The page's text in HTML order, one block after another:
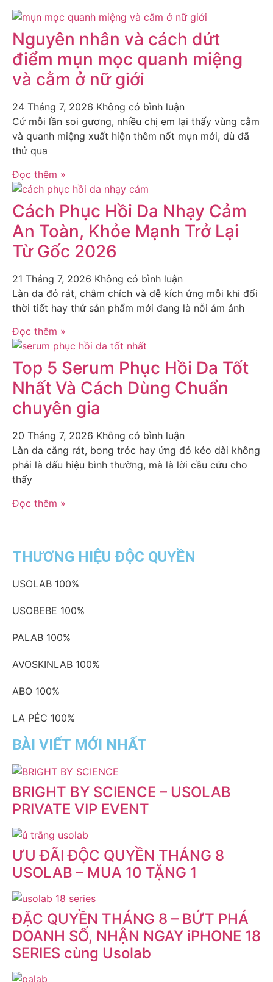
Nguyên nhân và cách dứt
điểm mụn mọc quanh miệng
và cằm ở nữ giới
24 Tháng 7, 2026 Không có bình luận
Cứ mỗi lần soi gương, nhiều chị em lại thấy vùng cằm
và quanh miệng xuất hiện thêm nốt mụn mới, dù đã
thử qua
Đọc thêm »
Cách Phục Hồi Da Nhạy Cảm
An Toàn, Khỏe Mạnh Trở Lại
Từ Gốc 2026
21 Tháng 7, 2026 Không có bình luận
Làn da đỏ rát, châm chích và dễ kích ứng mỗi khi đổi
thời tiết hay thử sản phẩm mới đang là nỗi ám ảnh
Đọc thêm »
Top 5 Serum Phục Hồi Da Tốt
Nhất Và Cách Dùng Chuẩn
chuyên gia
20 Tháng 7, 2026 Không có bình luận
Làn da căng rát, bong tróc hay ửng đỏ kéo dài không
phải là dấu hiệu bình thường, mà là lời cầu cứu cho
thấy
Đọc thêm »
THƯƠNG HIỆU ĐỘC QUYỀN
USOLAB 100%
USOBEBE 100%
PALAB 100%
AVOSKINLAB 100%
ABO 100%
LA PÉC 100%
BÀI VIẾT MỚI NHẤT
BRIGHT BY SCIENCE – USOLAB
PRIVATE VIP EVENT
ƯU ĐÃI ĐỘC QUYỀN THÁNG 8
USOLAB – MUA 10 TẶNG 1
ĐẶC QUYỀN THÁNG 8 – BỨT PHÁ
DOANH SỐ, NHẬN NGAY iPHONE 18
SERIES cùng Usolab